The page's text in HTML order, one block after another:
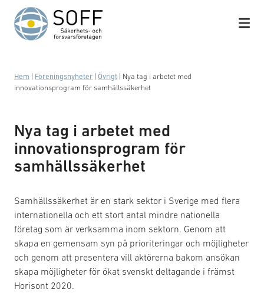
Hoppa till innehåll
Hem Föreningsnyheter Övrigt
Nya tag i arbetet med
innovationsprogram för samhällssäkerhet
Nya tag i arbetet med
innovationsprogram för
samhällssäkerhet
Samhällssäkerhet är en stark sektor i Sverige med flera
internationella och ett stort antal mindre nationella
företag som är verksamma inom sektorn. Genom att
skapa en gemensam syn på prioriteringar och möjligheter
och genom att presentera vill aktörerna bakom ansökan
skapa möjligheter för ökat svenskt deltagande i främst
Horisont 2020.